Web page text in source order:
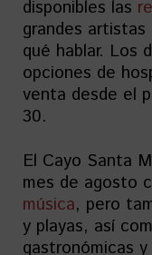
disponibles las
grandes
qué hablar. Los
opciones de
venta desde el
30.
El Cayo Santa
mes de agosto
música, pero
y playas, así
gastronómicas